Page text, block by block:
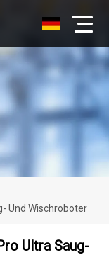
Und Wischroboter
Ultra Saug-